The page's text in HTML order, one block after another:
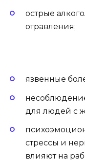
острые
отравления;
язвенные
для людей с
стрессы и
влияют на